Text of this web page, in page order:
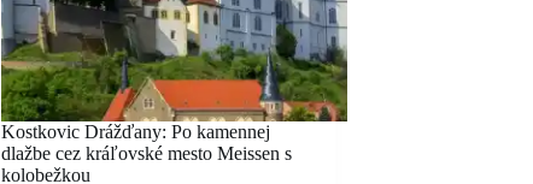
Kostkovic Drážďany: Po kamennej
dlažbe cez kráľovské mesto Meissen s
kolobežkou